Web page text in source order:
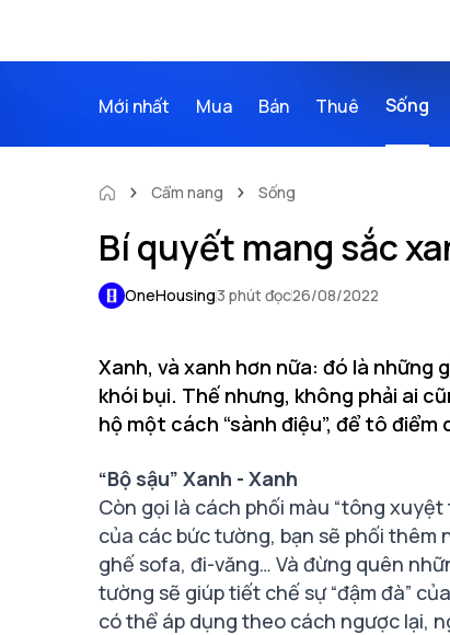
Mới nhất Mua Bán Thuê Sống
Cẩm nang Sống
Bí quyết mang sắc
OneHousing3 phút đọc26/08/2022
Xanh, và xanh hơn nữa: đó là
khói bụi. Thế nhưng, không phải ai
hộ một cách “sành điệu”, để tô
“Bộ sậu” Xanh - Xanh
Còn gọi là cách phối màu “tông
của các bức tường, bạn sẽ phối
ghế sofa, đi-văng… Và đừng quên
tường sẽ giúp tiết chế sự “đậm đà”
có thể áp dụng theo cách ngược lại,